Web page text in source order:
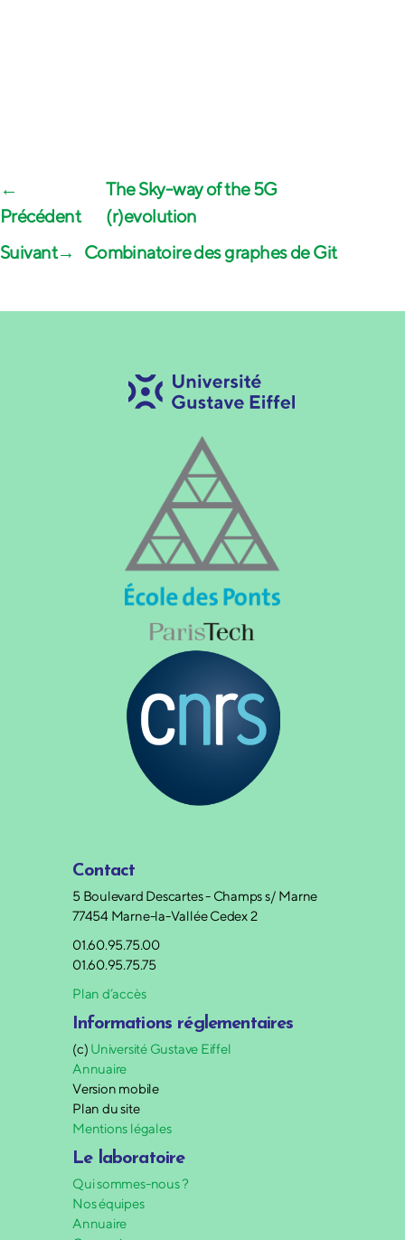
←
The Sky-way of the 5G
(r)evolution
→
Combinatoire des graphes de Git
Contact
5 Boulevard Descartes - Champs s/ Marne
77454 Marne-la-Vallée Cedex 2
01.60.95.75.00
01.60.95.75.75
Plan d’accès
Informations réglementaires
(c) Université Gustave Eiffel
Annuaire
Version mobile
Plan du site
Mentions légales
Le laboratoire
Qui sommes-nous ?
Nos équipes
Annuaire